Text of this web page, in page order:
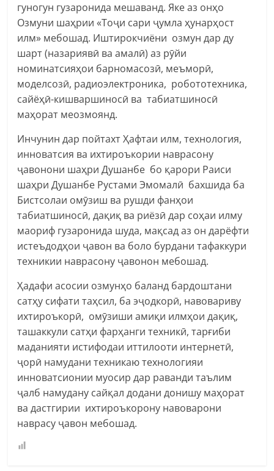
гуногун гузаронида мешаванд. Яке аз онҳо
Озмуни шаҳрии «Тоҷи сари ҷумла ҳунарҳост
илм» мебошад. Иштирокчиёни озмун дар ду
шарт (назариявӣ ва амалӣ) аз рӯйи
номинатсияҳои барномасозӣ, меъморӣ,
моделсозӣ, радиоэлектроника, робототехника,
сайёҳӣ-кишваршиносӣ ва табиатшиносӣ
маҳорат меозмоянд.
Инчунин дар пойтахт Ҳафтаи илм, технология,
инноватсия ва ихтироъкории наврасону
ҷавонони шаҳри Душанбе бо қарори Раиси
шаҳри Душанбе Рустами Эмомалӣ бахшида ба
Бистсолаи омӯзиш ва рушди фанҳои
табиатшиносӣ, дақиқ ва риёзӣ дар соҳаи илму
маориф гузаронида шуда, мақсад аз он дарёфти
истеъдодҳои ҷавон ва боло бурдани тафаккури
техникии наврасону ҷавонон мебошад.
Ҳадафи асосии озмунҳо баланд бардоштани
сатҳу сифати таҳсил, ба эҷодкорӣ, навовариву
ихтироъкорӣ, омӯзиши амиқи илмҳои дақиқ,
ташаккули сатҳи фарҳанги техникӣ, тарғиби
маданияти истифодаи иттилооти интернетӣ,
ҷорӣ намудани техникаю технологияи
инноватсионии муосир дар раванди таълим
ҷалб намудану сайқал додани донишу маҳорат
ва дастгирии ихтироъкорону навоварони
наврасу ҷавон мебошад.